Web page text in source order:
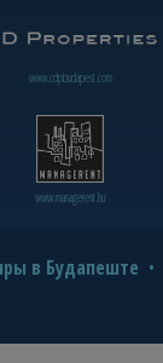
www.cdpbudapest.com
www.managerent.hu
в Будапеште